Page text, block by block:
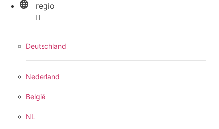
regio
Deutschland
Nederland
België
NL